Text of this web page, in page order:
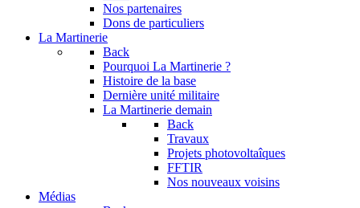
Nos partenaires
Dons de particuliers
La Martinerie
Back
Pourquoi La Martinerie ?
Histoire de la base
Dernière unité militaire
La Martinerie demain
Back
Travaux
Projets photovoltaîques
FFTIR
Nos nouveaux voisins
Médias